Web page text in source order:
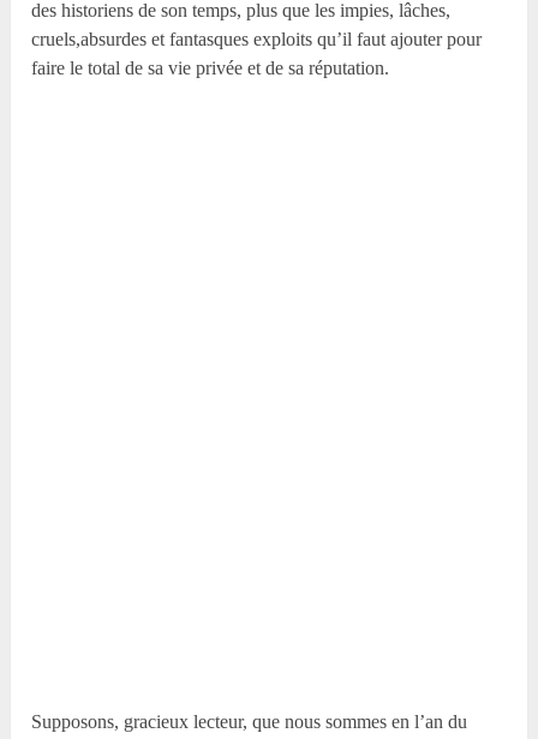
des historiens de son temps, plus que les impies, lâches,
cruels,absurdes et fantasques exploits qu’il faut ajouter pour
faire le total de sa vie privée et de sa réputation.
Supposons, gracieux lecteur, que nous sommes en l’an du